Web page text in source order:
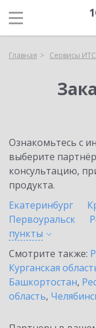
Главная Сервисы ИТС
Ознакомьтесь с
выберите
консультацию,
продукта.
Екатеринбург
Первоуральск
пункты
Смотрите также:
Курганская
Башкортостан,
область,